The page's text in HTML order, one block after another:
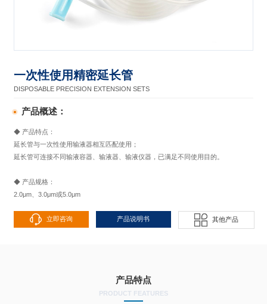
一次性使用精密延长管
DISPOSABLE PRECISION EXTENSION SETS
产品概述：
◆ 产品特点：
延长管与一次性使用输液器相互匹配使用；
延长管可连接不同输液容器、输液器、输液仪器，已满足不同使用目的。
◆ 产品规格：
2.0μm、3.0μm或5.0μm
立即咨询 产品说明书 其他产品
产品特点
PRODUCT FEATURES